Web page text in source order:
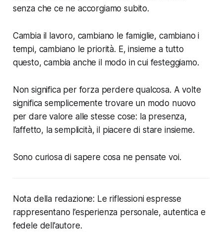
senza che ce ne accorgiamo subito.
Cambia il lavoro, cambiano le famiglie, cambiano i
tempi, cambiano le priorità. E, insieme a tutto
questo, cambia anche il modo in cui festeggiamo.
Non significa per forza perdere qualcosa. A volte
significa semplicemente trovare un modo nuovo
per dare valore alle stesse cose: la presenza,
l’affetto, la semplicità, il piacere di stare insieme.
Sono curiosa di sapere cosa ne pensate voi.
Nota della redazione: Le riflessioni espresse
rappresentano l’esperienza personale, autentica e
fedele dell’autore.